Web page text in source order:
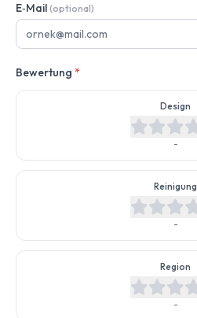
E‑Mail (optional)
Bewertung *
Design
-
Reinigung
-
Region
-